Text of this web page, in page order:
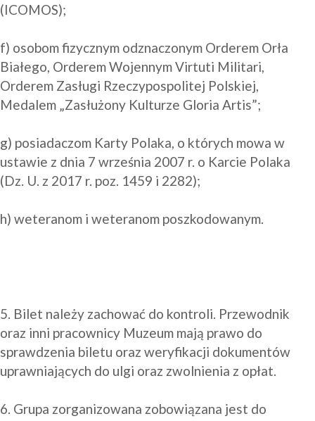
(ICOMOS);
f) osobom fizycznym odznaczonym Orderem Orła
Białego, Orderem Wojennym Virtuti Militari,
Orderem Zasługi Rzeczypospolitej Polskiej,
Medalem „Zasłużony Kulturze Gloria Artis”;
g) posiadaczom Karty Polaka, o których mowa w
ustawie z dnia 7 września 2007 r. o Karcie Polaka
(Dz. U. z 2017 r. poz. 1459 i 2282);
h) weteranom i weteranom poszkodowanym.
5. Bilet należy zachować do kontroli. Przewodnik
oraz inni pracownicy Muzeum mają prawo do
sprawdzenia biletu oraz weryfikacji dokumentów
uprawniających do ulgi oraz zwolnienia z opłat.
6. Grupa zorganizowana zobowiązana jest do